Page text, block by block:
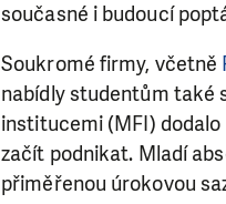
současné i budoucí
Soukromé firmy, včetně
nabídly studentům také
institucemi (MFI)
začít podnikat. Mladí
přiměřenou úrokovou